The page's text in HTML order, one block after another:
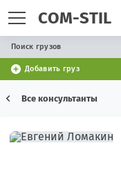
COM-STIL
Поиск грузов
Добавить груз
Все консультанты